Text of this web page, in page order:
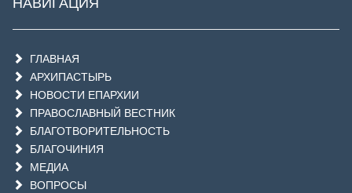
ГЛАВНАЯ
АРХИПАСТЫРЬ
НОВОСТИ ЕПАРХИИ
ПРАВОСЛАВНЫЙ ВЕСТНИК
БЛАГОТВОРИТЕЛЬНОСТЬ
БЛАГОЧИНИЯ
МЕДИА
ВОПРОСЫ